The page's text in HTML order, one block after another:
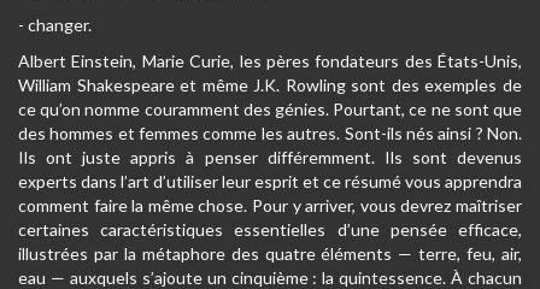
- changer.
Albert Einstein, Marie Curie, les pères fondateurs des États-Unis,
William Shakespeare et même J.K. Rowling sont des exemples de
ce qu’on nomme couramment des génies. Pourtant, ce ne sont que
des hommes et femmes comme les autres. Sont-ils nés ainsi ? Non.
Ils ont juste appris à penser différemment. Ils sont devenus
experts dans l’art d’utiliser leur esprit et ce résumé vous apprendra
comment faire la même chose. Pour y arriver, vous devrez maîtriser
certaines caractéristiques essentielles d’une pensée efficace,
illustrées par la métaphore des quatre éléments — terre, feu, air,
eau — auxquels s’ajoute un cinquième : la quintessence. À chacun